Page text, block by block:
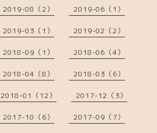
2019-08（2） 2019-06（1）
2019-03（1） 2019-02（2）
2018-09（1） 2018-06（4）
2018-04（8） 2018-03（6）
2018-01（12） 2017-12（3）
2017-10（6） 2017-09（7）